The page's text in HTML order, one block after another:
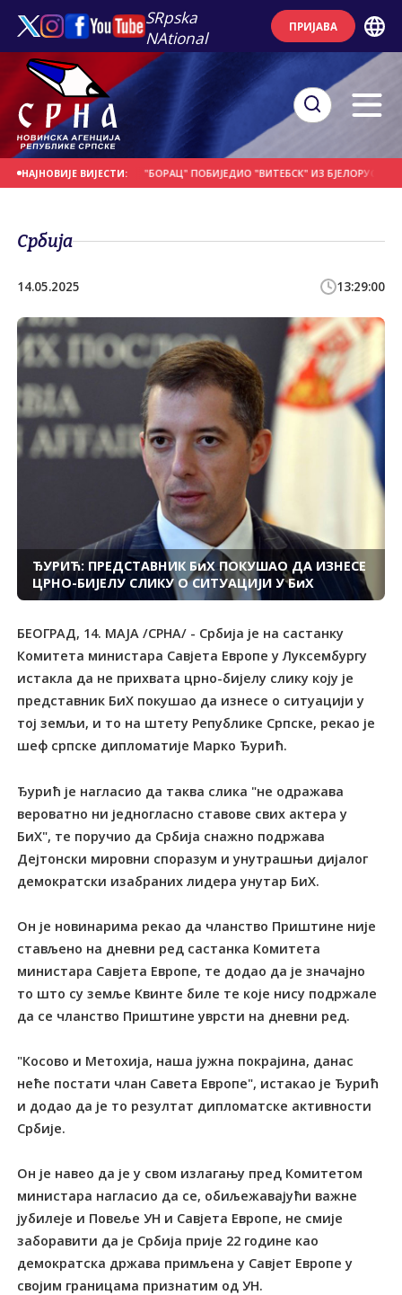
SRpska
NAtional
ПРИЈАВА
НАЈНОВИЈЕ ВИЈЕСТИ:
НА ДАНАШЊИ ДАН "БОРАЦ" ПОБИЈЕДИО "ВИТЕБСК" ИЗ БЈЕЛОРУСИЈЕ
Србија
14.05.2025 13:29:00
ЂУРИЋ: ПРЕДСТАВНИК БиХ ПОКУШАО ДА ИЗНЕСЕ
ЦРНО-БИЈЕЛУ СЛИКУ О СИТУАЦИЈИ У БиХ
БЕОГРАД, 14. МАЈА /СРНА/ - Србија је на састанку
Комитета министара Савјета Европе у Луксембургу
истакла да не прихвата црно-бијелу слику коју је
представник БиХ покушао да изнесе о ситуацији у
тој земљи, и то на штету Републике Српске, рекао је
шеф српске дипломатије Марко Ђурић.
Ђурић је нагласио да таква слика "не одражава
вероватно ни једногласно ставове свих актера у
БиХ", те поручио да Србија снажно подржава
Дејтонски мировни споразум и унутрашњи дијалог
демократски изабраних лидера унутар БиХ.
Он је новинарима рекао да чланство Приштине није
стављено на дневни ред састанка Комитета
министара Савјета Европе, те додао да је значајно
то што су земље Квинте биле те које нису подржале
да се чланство Приштине уврсти на дневни ред.
"Косово и Метохија, наша јужна покрајина, данас
неће постати члан Савета Европе", истакао је Ђурић
и додао да је то резултат дипломатске активности
Србије.
Он је навео да је у свом излагању пред Комитетом
министара нагласио да се, обиљежавајући важне
јубилеје и Повеље УН и Савјета Европе, не смије
заборавити да је Србија прије 22 године као
демократска држава примљена у Савјет Европе у
својим границама признатим од УН.